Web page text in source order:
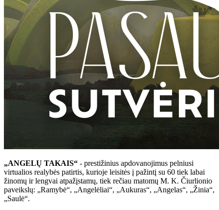
„ANGELŲ TAKAIS“ - prestižinius apdovanojimus pelniusi
virtualios realybės patirtis, kurioje leisitės į pažintį su 60 tiek labai
žinomų ir lengvai atpažįstamų, tiek rečiau matomų M. K. Čiurlionio
paveikslų: „Ramybė“, „Angelėliai“, „Aukuras“, „Angelas“, „Žinia“,
„Saulė“.